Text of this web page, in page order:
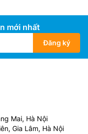
mới nhất
Đăng ký
Mai, Hà Nội
Gia Lâm, Hà Nội